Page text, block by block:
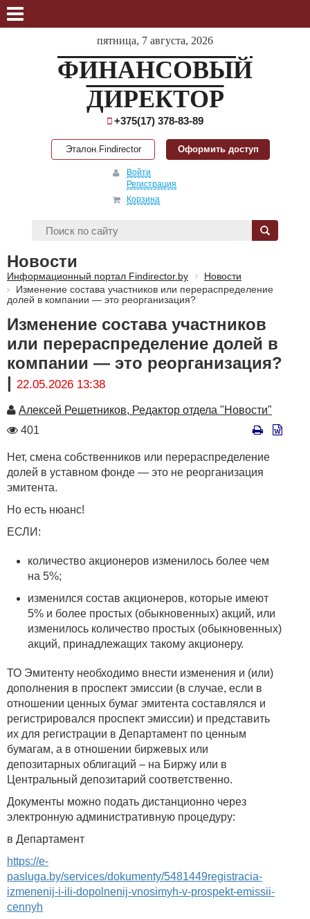
пятница, 7 августа, 2026
ФИНАНСОВЫЙ
ДИРЕКТОР
+375(17) 378-83-89
Эталон.Findirector Оформить доступ
Войти
Регистрация
Корзина
Новости
Информационный портал Findirector.by
Новости
Изменение состава участников или перераспределение
долей в компании — это реорганизация?
Изменение состава участников
или перераспределение долей в
компании — это реорганизация?
| 22.05.2026 13:38
Автор
Алексей Решетников, Редактор отдела "Новости"
Количество
401
Нет, смена собственников или перераспределение
долей в уставном фонде — это не реорганизация
эмитента.
Но есть нюанс!
ЕСЛИ:
количество акционеров изменилось более чем
на 5%;
изменился состав акционеров, которые имеют
5% и более простых (обыкновенных) акций, или
изменилось количество простых (обыкновенных)
акций, принадлежащих такому акционеру.
ТО Эмитенту необходимо внести изменения и (или)
дополнения в проспект эмиссии (в случае, если в
отношении ценных бумаг эмитента составлялся и
регистрировался проспект эмиссии) и представить
их для регистрации в Департамент по ценным
бумагам, а в отношении биржевых или
депозитарных облигаций – на Биржу или в
Центральный депозитарий соответственно.
Документы можно подать дистанционно через
электронную административную процедуру:
в Департамент
https://e-
pasluga.by/services/dokumenty/5481449registracia-
izmenenij-i-ili-dopolnenij-vnosimyh-v-prospekt-emissii-
cennyh